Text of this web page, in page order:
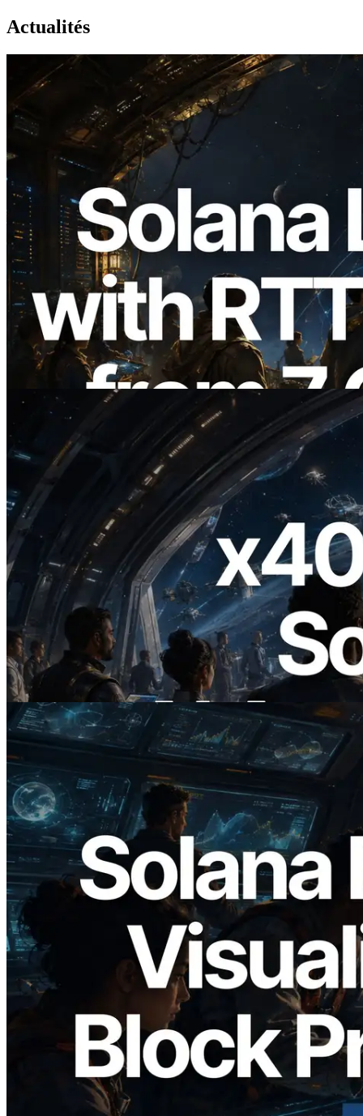
Actualités
2026.08.05
ERPC étend l’API Solana Leader Slot
avec la mesure du ping depuis 7 régions
du monde — l’API Validators
Information est également lancée
2026.07.04
ERPC lance un RPC Solana compatible
x402 — L'ère où les agents IA paient à la
demande les API dont ils ont besoin
Lire cet article
2026.05.24
Validators Solutions lance le Solana Block
Analyzer — Visualisation du temps de
production de bloc par slot et des
validateurs assignés